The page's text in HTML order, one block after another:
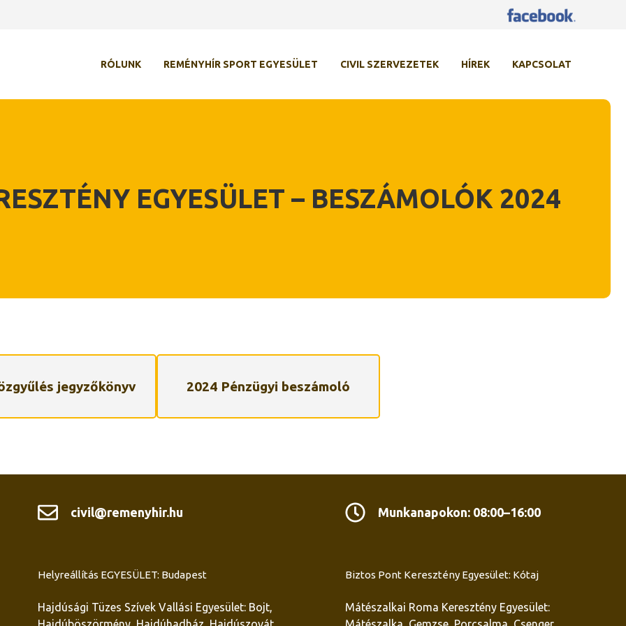
RÓLUNK REMÉNYHÍR SPORT EGYESÜLET CIVIL SZERVEZETEK HÍREK KAPCSOLAT
EGYESÜLET – BESZÁMOLÓK 2024
jegyzőkönyv 2024 Pénzügyi beszámoló
civil@remenyhir.hu Munkanapokon: 08:00–16:00
Helyreállítás EGYESÜLET: Budapest Biztos Pont Keresztény Egyesület: Kótaj
Hajdúsági Tüzes Szívek Vallási Egyesület: Bojt,
Mátészalkai Roma Keresztény Egyesület: